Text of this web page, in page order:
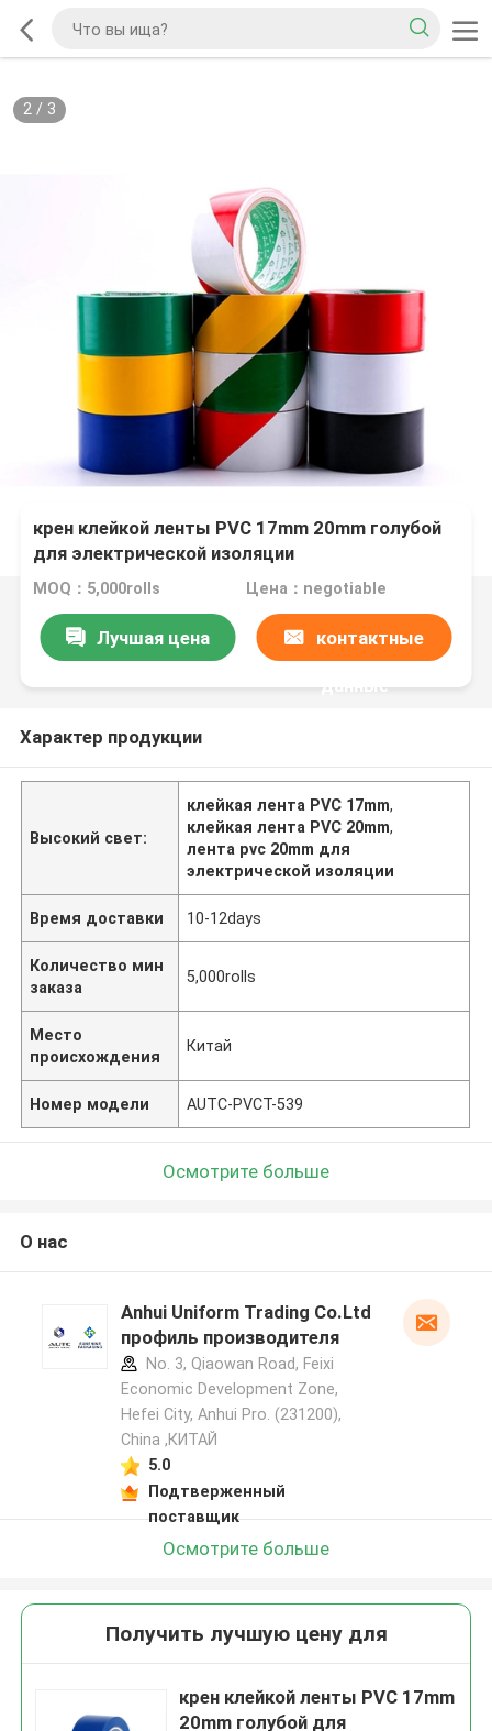
2/ 3
крен клейкой ленты PVC 17mm 20mm голубой
для электрической изоляции
MOQ：5,000rolls Цена：negotiable
Лучшая цена контактные
данные
Характер продукции
Высокий свет:
клейкая лента PVC 17mm,
клейкая лента PVC 20mm,
лента pvc 20mm для
электрической изоляции
Время доставки 10-12days
Количество мин
заказа
5,000rolls
Место
происхождения
Китай
Номер модели AUTC-PVCT-539
Осмотрите больше
О нас
Anhui Uniform Trading Co.Ltd
профиль производителя
No. 3, Qiaowan Road, Feixi
Economic Development Zone,
Hefei City, Anhui Pro. (231200),
China ,КИТАЙ
5.0
Подтверженный
поставщик
Осмотрите больше
Получить лучшую цену для
крен клейкой ленты PVC 17mm
20mm голубой для